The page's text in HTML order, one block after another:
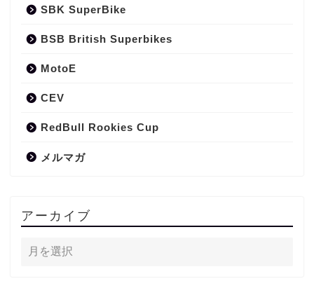
SBK SuperBike
BSB British Superbikes
MotoE
CEV
RedBull Rookies Cup
メルマガ
アーカイブ